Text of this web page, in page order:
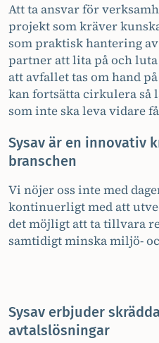
Att ta ansvar för
projekt som kräver
som praktisk hantering
partner att lita på och
att avfallet tas om hand
kan fortsätta cirkulera så
som inte ska leva vidare
Sysav är en innovativ
branschen
Vi nöjer oss inte med
kontinuerligt med att
det möjligt att ta tillvara
samtidigt minska miljö-
Sysav erbjuder
avtalslösningar